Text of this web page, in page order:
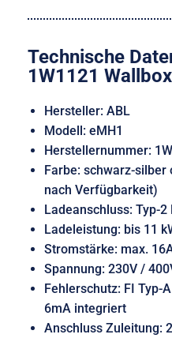
Technische
1W1121 Wallbox
Hersteller: ABL
Modell: eMH1
Herstellernummer:
Farbe: schwarz-
nach Verfügbarkeit)
Ladeanschluss: Typ-2
Ladeleistung: bis 11
Stromstärke: max.
Spannung: 230V /
Fehlerschutz: FI Typ-
6mA integriert
Anschluss Zuleitung: